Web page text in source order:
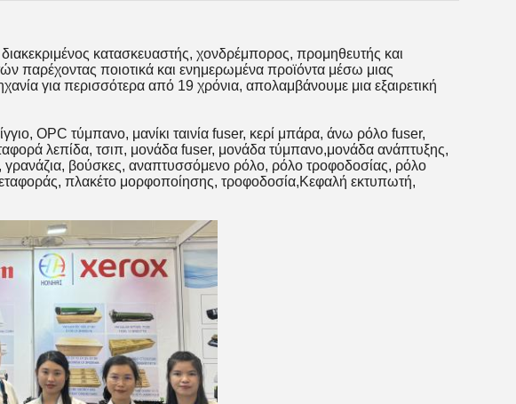
κατασκευαστής, χονδρέμπορος, προμηθευτής και
παρέχοντας ποιοτικά και ενημερωμένα προϊόντα μέσω μιας
για περισσότερα από 19 χρόνια, απολαμβάνουμε μια εξαιρετική
OPC τύμπανο, μανίκι ταινία fuser, κερί μπάρα, άνω ρόλο fuser,
λεπίδα, τσιπ, μονάδα fuser, μονάδα τύμπανο,μονάδα ανάπτυξης,
βούσκες, αναπτυσσόμενο ρόλο, ρόλο τροφοδοσίας, ρόλο
πλακέτο μορφοποίησης, τροφοδοσία,Κεφαλή εκτυπωτή,